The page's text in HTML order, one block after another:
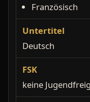
Französisch
Untertitel
Deutsch
FSK
keine